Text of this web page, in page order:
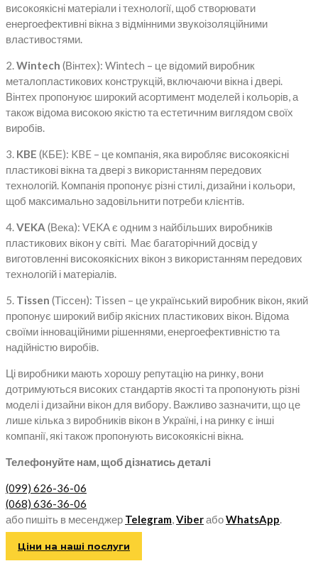
високоякісні матеріали і технології, щоб створювати
енергоефективні вікна з відмінними звукоізоляційними
властивостями.
2.Wintech (Вінтех): Wintech – це відомий виробник
металопластикових конструкцій, включаючи вікна і двері.
Вінтех пропонуює широкий асортимент моделей і кольорів, а
також відома високою якістю та естетичним виглядом своїх
виробів.
3. KBE (КБЕ): KBE – це компанія, яка виробляє високоякісні
пластикові вікна та двері з використанням передових
технологій. Компанія пропонує різні стилі, дизайни і кольори,
щоб максимально задовільнити потреби клієнтів.
4.VEKA (Века): VEKA є одним з найбільших виробників
пластикових вікон у світі. Має багаторічний досвід у
виготовленні високоякісних вікон з використанням передових
технологій і матеріалів.
5. Tissen (Тіссен): Tissen – це український виробник вікон, який
пропонує широкий вибір якісних пластикових вікон. Відома
своїми інноваційними рішеннями, енергоефективністю та
надійністю виробів.
Ці виробники мають хорошу репутацію на ринку, вони
дотримуються високих стандартів якості та пропонують різні
моделі і дизайни вікон для вибору. Важливо зазначити, що це
лише кілька з виробників вікон в Україні, і на ринку є інші
компанії, які також пропонують високоякісні вікна.
Телефонуйте нам, щоб дізнатись деталі
(099) 626-36-06
(068) 636-36-06
або пишіть в месенджер Telegram,ViberабоWhatsApp.
Ціни на наші послуги